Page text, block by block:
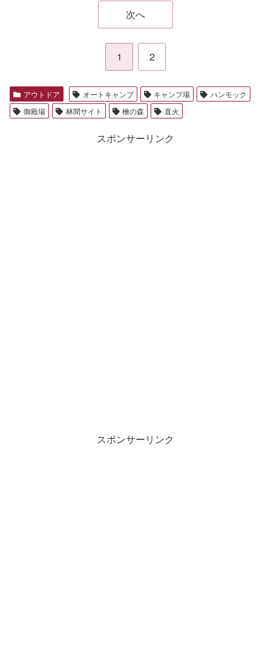
次へ
1 2
アウトドア オートキャンプ キャンプ場
ハンモック
御殿場
林間サイト 檜の森 直火
スポンサーリンク
スポンサーリンク